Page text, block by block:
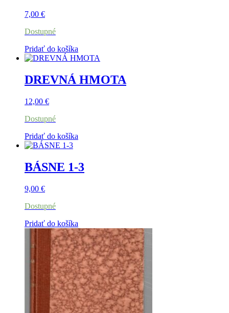
7,00 €
Dostupné
Pridať do košíka
DREVNÁ HMOTA
12,00 €
Dostupné
Pridať do košíka
BÁSNE 1-3
9,00 €
Dostupné
Pridať do košíka